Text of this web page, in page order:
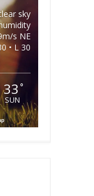
sky
s NE
• L 30
33 °
SUN